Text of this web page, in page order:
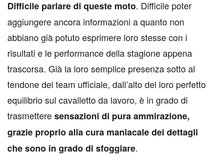
Difficile parlare di queste moto. Difficile poter
aggiungere ancora informazioni a quanto non
abbiano già potuto esprimere loro stesse con i
risultati e le performance della stagione appena
trascorsa. Già la loro semplice presenza sotto al
tendone del team ufficiale, dall’alto del loro perfetto
equilibrio sul cavalletto da lavoro, è in grado di
trasmetteresensazioni di pura ammirazione,
grazie proprio alla cura maniacale dei dettagli
che sono in grado di sfoggiare.